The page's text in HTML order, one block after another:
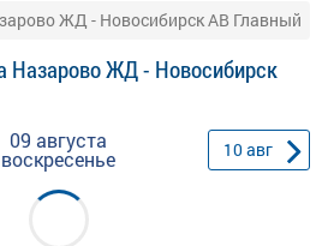
ЖД - Новосибирск АВ Главный
Назарово ЖД - Новосибирск
09 августа
воскресенье 10авг